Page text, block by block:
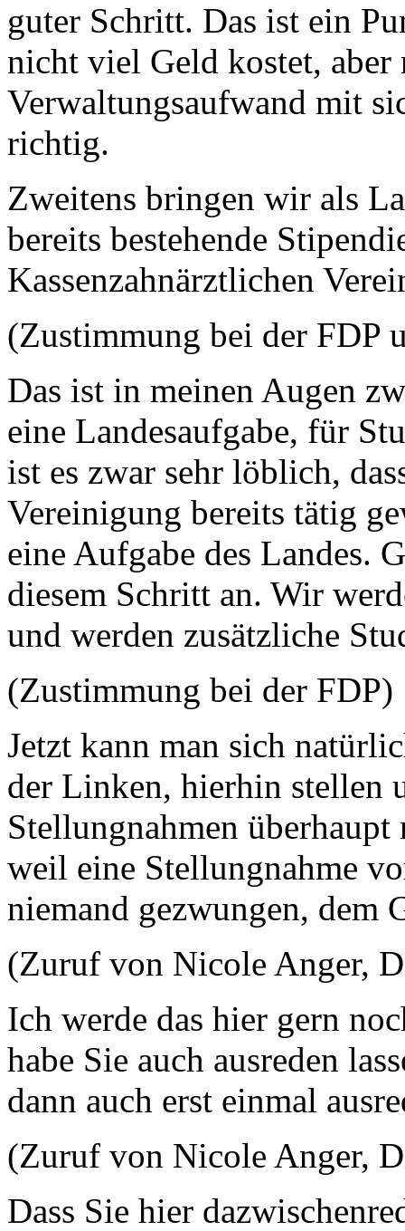
guter Schritt. Das ist ein
nicht viel Geld kostet,
Verwaltungsaufwand mit
richtig.
Zweitens bringen wir als
bereits bestehende
Kassenzahnärztlichen
(Zustimmung bei der FDP
Das ist in meinen Augen
eine Landesaufgabe, für
ist es zwar sehr löblich,
Vereinigung bereits tätig
eine Aufgabe des Landes.
diesem Schritt an. Wir
und werden zusätzliche
(Zustimmung bei der FDP)
Jetzt kann man sich
der Linken, hierhin stellen
Stellungnahmen
weil eine Stellungnahme
niemand gezwungen, dem
(Zuruf von Nicole Anger,
Ich werde das hier gern
habe Sie auch ausreden
dann auch erst einmal
(Zuruf von Nicole Anger,
Dass Sie hier